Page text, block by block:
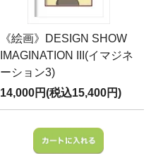
《絵画》DESIGN SHOW
IMAGINATION III(イマジネ
ーション3)
14,000円(税込15,400円)